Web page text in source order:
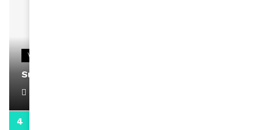
VIDEOS
Support Black Business Wee-kend